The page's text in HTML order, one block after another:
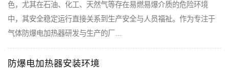
色，尤其在石油、化工、天然气等存在易燃易爆介质的危险环境
中，其安全稳定运行直接关系到生产安全与人员福祉。作为专注于
气体防爆电加热器研发与生产的厂…
防爆电加热器安装环境